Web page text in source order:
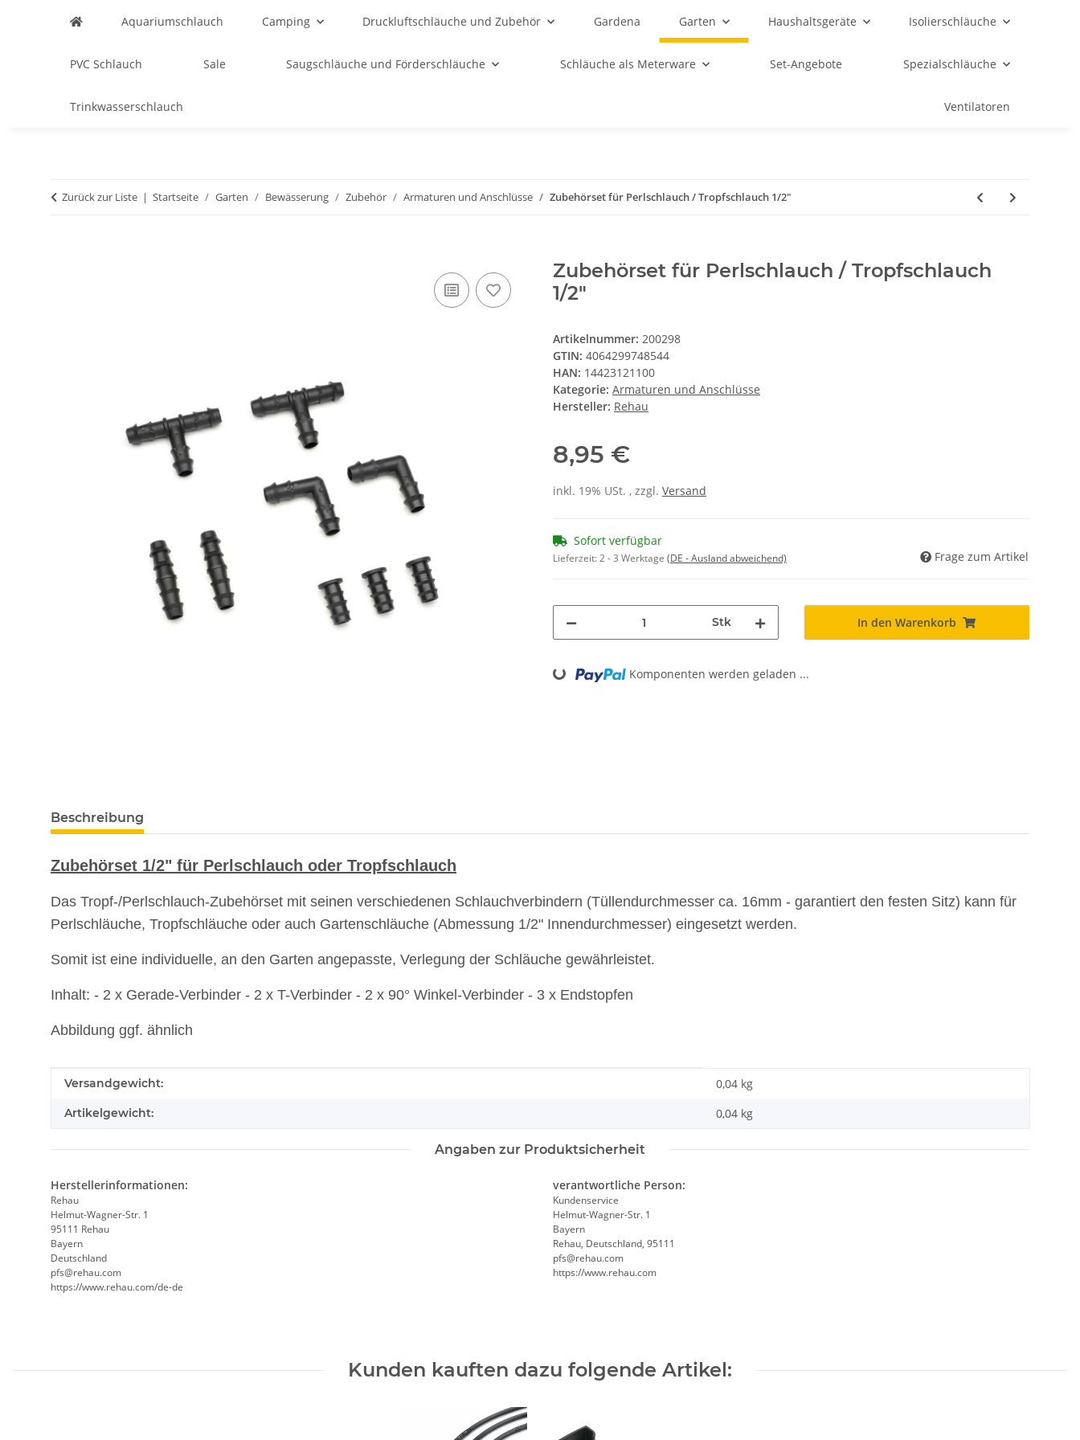
Aquariumschlauch Camping Druckluftschläuche und Zubehör Gardena Garten Haushaltsgeräte Isolierschläuche
PVC Schlauch Sale Saugschläuche und Förderschläuche Schläuche als Meterware Set-Angebote Spezialschläuche
Trinkwasserschlauch Ventilatoren
Zurück zur Liste Startseite Garten Bewässerung Zubehör Armaturen und Anschlüsse Zubehörset für Perlschlauch / Tropfschlauch 1/2"
Zubehörset für Perlschlauch / Tropfschlauch
1/2"
Artikelnummer: 200298
GTIN: 4064299748544
HAN: 14423121100
Kategorie: Armaturen und Anschlüsse
Hersteller: Rehau
8,95 €
inkl. 19% USt. , zzgl. Versand
Sofort verfügbar
Lieferzeit:2 - 3 Werktage (DE - Ausland abweichend) Frage zum Artikel
Stk In den Warenkorb
Loading... Komponenten werden geladen ...
Beschreibung
Zubehörset 1/2" für Perlschlauch oder Tropfschlauch
Das Tropf-/Perlschlauch-Zubehörset mit seinen verschiedenen Schlauchverbindern (Tüllendurchmesser ca. 16mm - garantiert den festen Sitz) kann für
Perlschläuche, Tropfschläuche oder auch Gartenschläuche (Abmessung 1/2" Innendurchmesser) eingesetzt werden.
Somit ist eine individuelle, an den Garten angepasste, Verlegung der Schläuche gewährleistet.
Inhalt: - 2 x Gerade-Verbinder - 2 x T-Verbinder - 2 x 90° Winkel-Verbinder - 3 x Endstopfen
Abbildung ggf. ähnlich
Produkteigenschaft
Wert
Versandgewicht: 0,04 kg
Artikelgewicht: 0,04 kg
Angaben zur Produktsicherheit
Herstellerinformationen:
Rehau
Helmut-Wagner-Str. 1
95111 Rehau
Bayern
Deutschland
pfs@rehau.com
https://www.rehau.com/de-de
verantwortliche Person:
Kundenservice
Helmut-Wagner-Str. 1
Bayern
Rehau, Deutschland, 95111
pfs@rehau.com
https://www.rehau.com
Kunden kauften dazu folgende Artikel: